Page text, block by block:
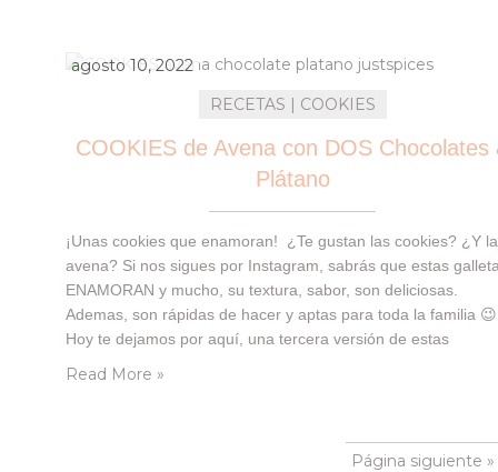
agosto 10, 2022
RECETAS | COOKIES
COOKIES de Avena con DOS Chocolates
Plátano
¡Unas cookies que enamoran! ¿Te gustan las cookies? ¿Y la
avena? Si nos sigues por Instagram, sabrás que estas
ENAMORAN y mucho, su textura, sabor, son deliciosas.
Ademas, son rápidas de hacer y aptas para toda la familia 😉
Hoy te dejamos por aquí, una tercera versión de estas
COOKIES, con toque a cacao y plátano tanto por dentro
Read More »
Página siguiente »